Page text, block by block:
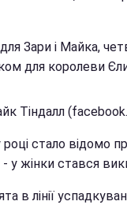
Зари і Майка,
для королеви
Тіндалл
стало відомо
у жінки стався
в лінії